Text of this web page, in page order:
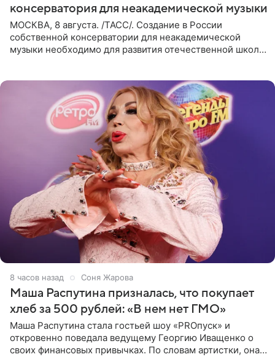
консерватория для неакадемической музыки
МОСКВА, 8 августа. /ТАСС/. Создание в России
собственной консерватории для неакадемической
музыки необходимо для развития отечественной школы
8 часов назад Соня Жарова
Маша Распутина призналась, что покупает
хлеб за 500 рублей: «В нем нет ГМО»
Маша Распутина стала гостьей шоу «PROпуск» и
откровенно поведала ведущему Георгию Иващенко о
своих финансовых привычках. По словам артистки, она